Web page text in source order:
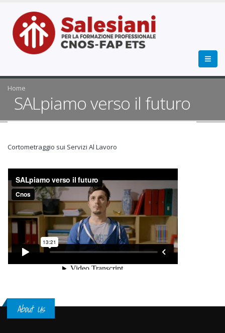
Home
SALpiamo verso il futuro
Cortometraggio sui Servizi Al Lavoro
About Us